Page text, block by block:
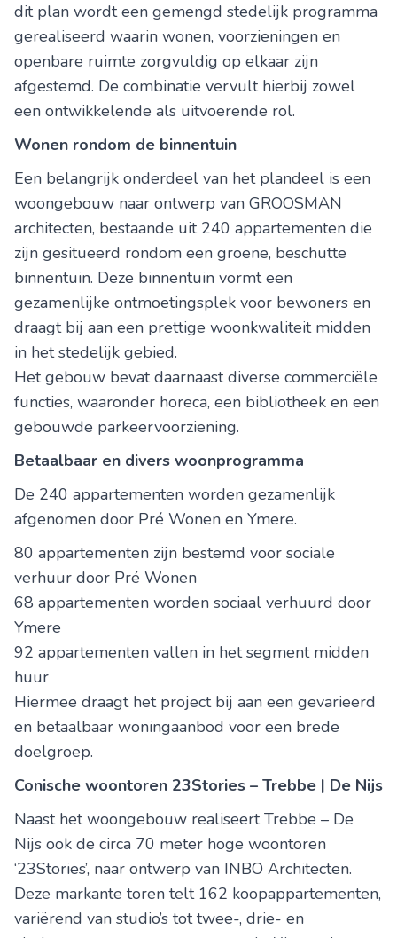
dit plan wordt een gemengd stedelijk programma
gerealiseerd waarin wonen, voorzieningen en
openbare ruimte zorgvuldig op elkaar zijn
afgestemd. De combinatie vervult hierbij zowel
een ontwikkelende als uitvoerende rol.
Wonen rondom de binnentuin
Een belangrijk onderdeel van het plandeel is een
woongebouw naar ontwerp van GROOSMAN
architecten, bestaande uit 240 appartementen die
zijn gesitueerd rondom een groene, beschutte
binnentuin. Deze binnentuin vormt een
gezamenlijke ontmoetingsplek voor bewoners en
draagt bij aan een prettige woonkwaliteit midden
in het stedelijk gebied.
Het gebouw bevat daarnaast diverse commerciële
functies, waaronder horeca, een bibliotheek en een
gebouwde parkeervoorziening.
Betaalbaar en divers woonprogramma
De 240 appartementen worden gezamenlijk
afgenomen door Pré Wonen en Ymere.
80 appartementen zijn bestemd voor sociale
verhuur door Pré Wonen
68 appartementen worden sociaal verhuurd door
Ymere
92 appartementen vallen in het segment midden
huur
Hiermee draagt het project bij aan een gevarieerd
en betaalbaar woningaanbod voor een brede
doelgroep.
Conische woontoren 23Stories – Trebbe | De Nijs
Naast het woongebouw realiseert Trebbe – De
Nijs ook de circa 70 meter hoge woontoren
‘23Stories’, naar ontwerp van INBO Architecten.
Deze markante toren telt 162 koopappartementen,
variërend van studio’s tot twee-, drie- en